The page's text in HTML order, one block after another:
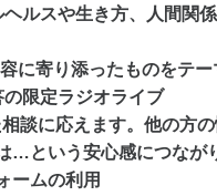
ヘルスや生き方、人間関
に寄り添ったものをテ
の限定ラジオライブ
談に応えます。他の方
…という安心感につなが
ームの利用